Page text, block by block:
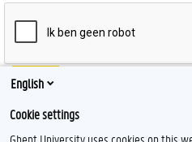
Send
English
Cookie settings